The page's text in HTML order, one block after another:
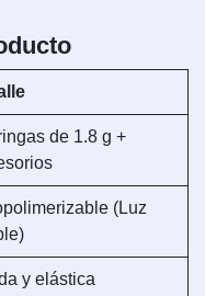
de 1.8 g +
(Luz
y elástica